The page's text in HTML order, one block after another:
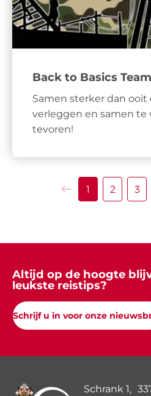
Back to Basics
Samen sterker dan
verleggen en samen te
tevoren!
Vorige
1 2 3
Altijd op de hoogte
leukste reistips?
Schrijf u in voor onze
Schrank 1,